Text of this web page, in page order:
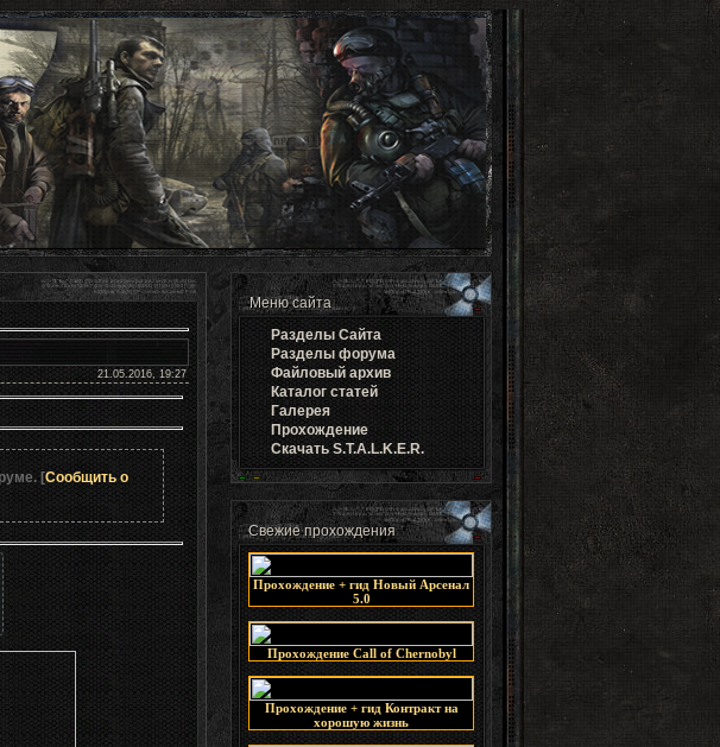
21.05.2016, 19:27
[Сообщить о
Меню сайта
Разделы Cайта
Разделы форума
Файловый архив
Каталог статей
Галерея
Прохождение
Скачать S.T.A.L.K.E.R.
Свежие прохождения
Прохождение + гид Новый Арсенал
5.0
Прохождение Call of Chernobyl
Прохождение + гид Контракт на
хорошую жизнь